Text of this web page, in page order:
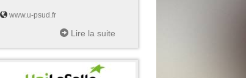
www.u-psud.fr
Lire la suite